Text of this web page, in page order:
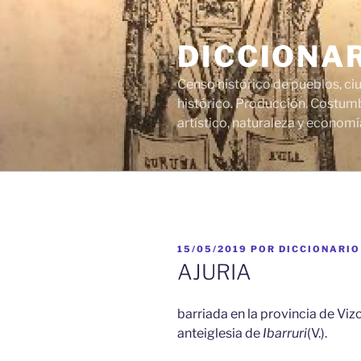
Censo histórico de pueblos,
histórico. Producción.
artístico, naturaleza y
PUBLICADO
EL
15/05/2019 POR DICCIONARIO
AJURIA
barriada en la provincia de
anteiglesia de Ibarruri(V.).